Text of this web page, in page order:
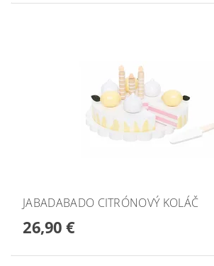
JABADABADO CITRÓNOVÝ KOLÁČ
26,90 €